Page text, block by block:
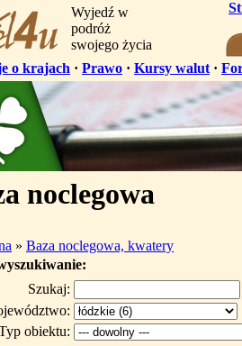
Wyjedź w
podróż
swojego życia
o krajach · Prawo · Kursy walut ·
noclegowa
» Baza noclegowa, kwatery
Szukaj:
obiektu: